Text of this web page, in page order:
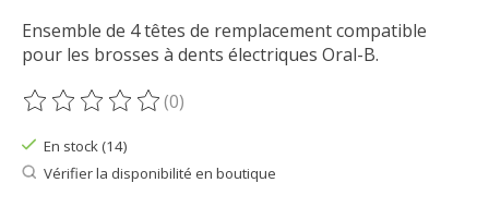
Ensemble de 4 têtes de remplacement compatible
pour les brosses à dents électriques Oral-B.
Ce produit est évalué à
(0)
En stock (14)
Vérifier la disponibilité en boutique